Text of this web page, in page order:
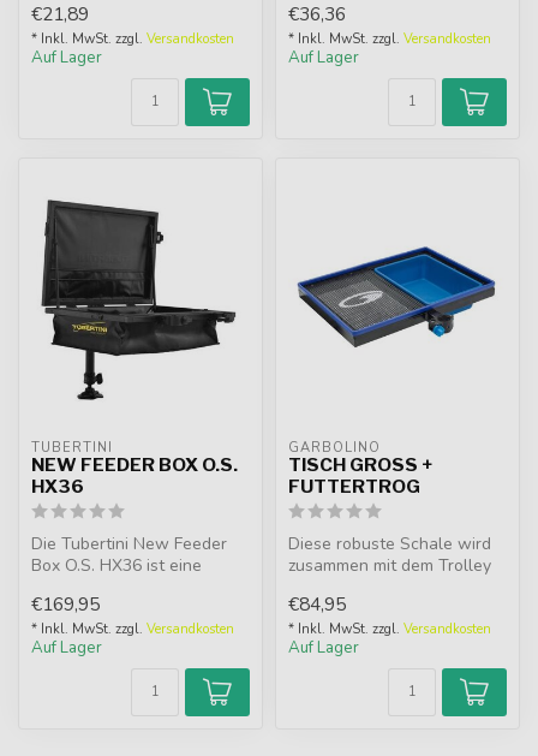
Angelausrüstung...
€21,89
* Inkl. MwSt. zzgl. Versandkosten
Auf Lager
€36,36
* Inkl. MwSt. zzgl. Versandkosten
Auf Lager
TUBERTINI
NEW FEEDER BOX O.S.
HX36
Die Tubertini New Feeder
Box O.S. HX36 ist eine
zwei ...
€169,95
* Inkl. MwSt. zzgl. Versandkosten
Auf Lager
GARBOLINO
TISCH GROSS + F
UTTERTROG
Diese robuste Schale wird
zusammen mit dem Trolley
no...
€84,95
* Inkl. MwSt. zzgl. Versandkosten
Auf Lager